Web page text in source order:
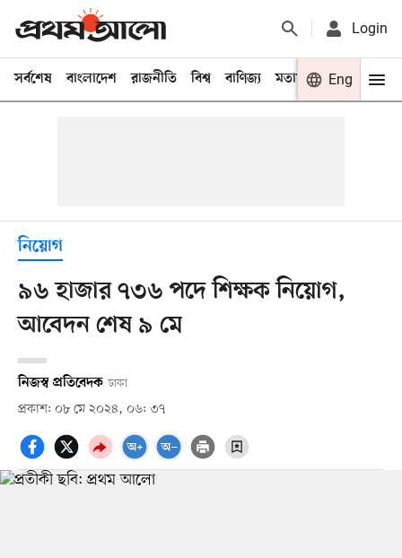
Login
সর্বশেষ বাংলাদেশ রাজনীতি বিশ্ব বাণিজ্য মতামত খেলা
Eng
নিয়োগ
৯৬ হাজার ৭৩৬ পদে শিক্ষক নিয়োগ,
আবেদন শেষ ৯ মে
নিজস্ব প্রতিবেদক ঢাকা
প্রকাশ: ০৮ মে ২০২৪, ০৬: ৩৭